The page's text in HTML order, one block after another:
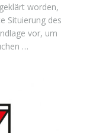
worden,
Situierung des
vor, um
…